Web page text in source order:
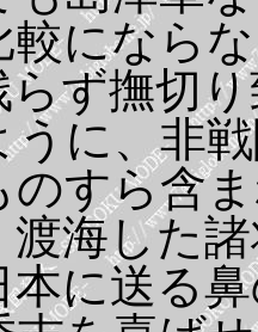
較になら
ず撫切
うに、非
のすら含
海した
本に送る